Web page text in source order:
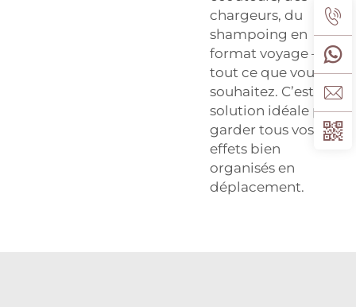
chargeurs, du
shampoing en
format voyage –
tout ce que vous
souhaitez. C’est la
solution idéale pour
garder tous vos
effets bien
organisés en
déplacement.